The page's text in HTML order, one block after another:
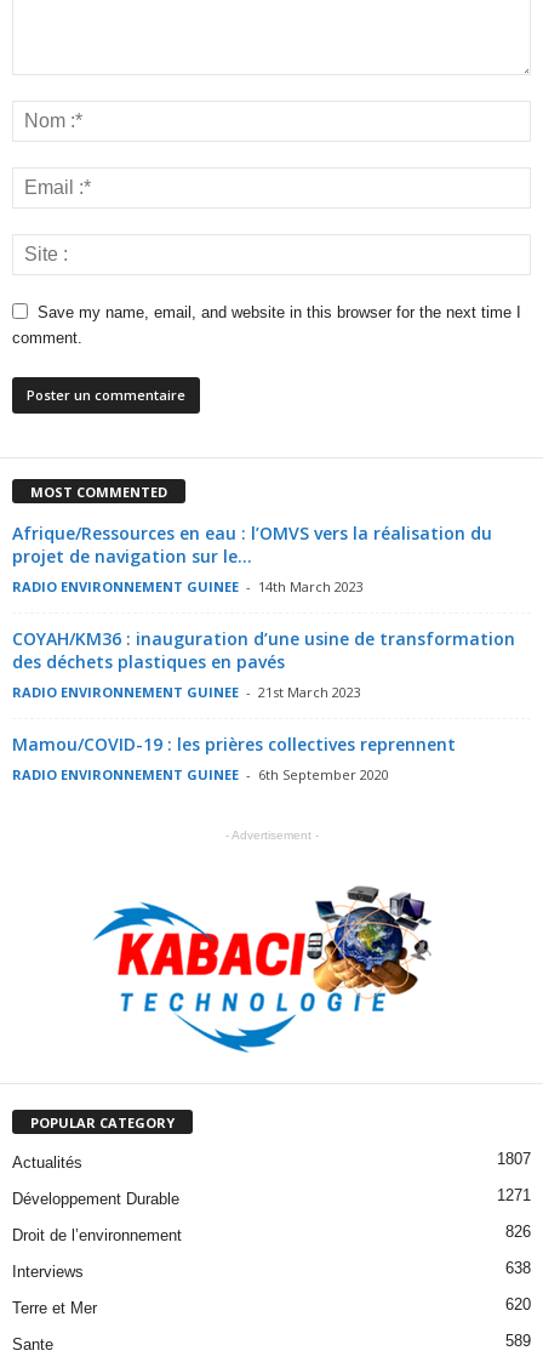
Save my name, email, and website in this browser for the next time I
comment.
MOST COMMENTED
Afrique/Ressources en eau : l’OMVS vers la réalisation du
projet de navigation sur le...
RADIO ENVIRONNEMENT GUINEE - 14th March 2023
COYAH/KM36 : inauguration d’une usine de transformation
des déchets plastiques en pavés
RADIO ENVIRONNEMENT GUINEE - 21st March 2023
Mamou/COVID-19 : les prières collectives reprennent
RADIO ENVIRONNEMENT GUINEE - 6th September 2020
- Advertisement -
POPULAR CATEGORY
Actualités 1807
Développement Durable 1271
Droit de l’environnement 826
Interviews 638
Terre et Mer 620
Sante 589